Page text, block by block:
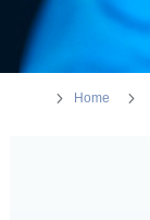
5 Home 5